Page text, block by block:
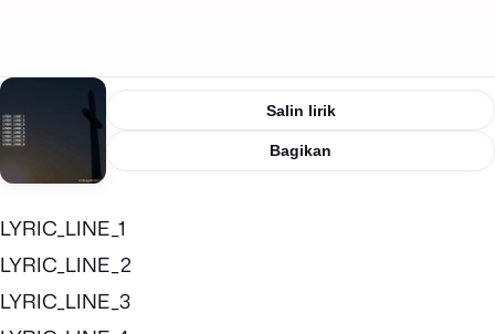
Salin lirik
Bagikan
LYRIC_LINE_1
LYRIC_LINE_2
LYRIC_LINE_3